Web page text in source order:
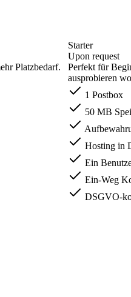
Platzbedarf.
Starter
Upon request
Perfekt für
ausprobieren
1 Postbox
50 MB
Hosting in
Ein
Ein-Weg
DSGVO-